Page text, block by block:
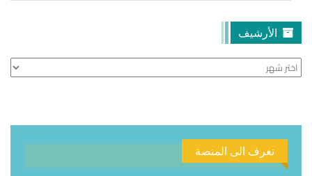
الأرشيف
الأرشيف
تعرف الى المنصة